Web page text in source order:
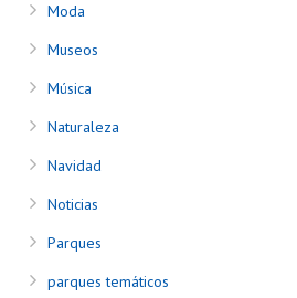
Moda
Museos
Música
Naturaleza
Navidad
Noticias
Parques
parques temáticos